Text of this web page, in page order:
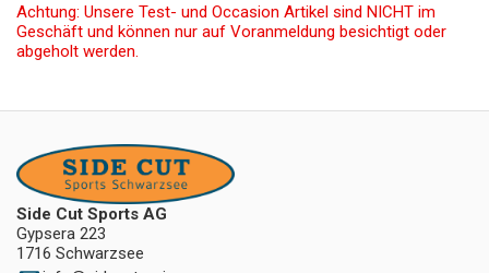
Achtung: Unsere Test- und Occasion Artikel sind NICHT im
Geschäft und können nur auf Voranmeldung besichtigt oder
abgeholt werden.
Side Cut Sports AG
Gypsera 223
1716 Schwarzsee